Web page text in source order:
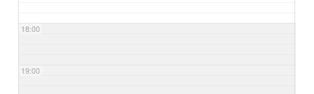
18:00
19:00